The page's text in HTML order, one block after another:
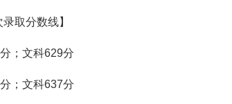
取分数线】
；文科629分
；文科637分